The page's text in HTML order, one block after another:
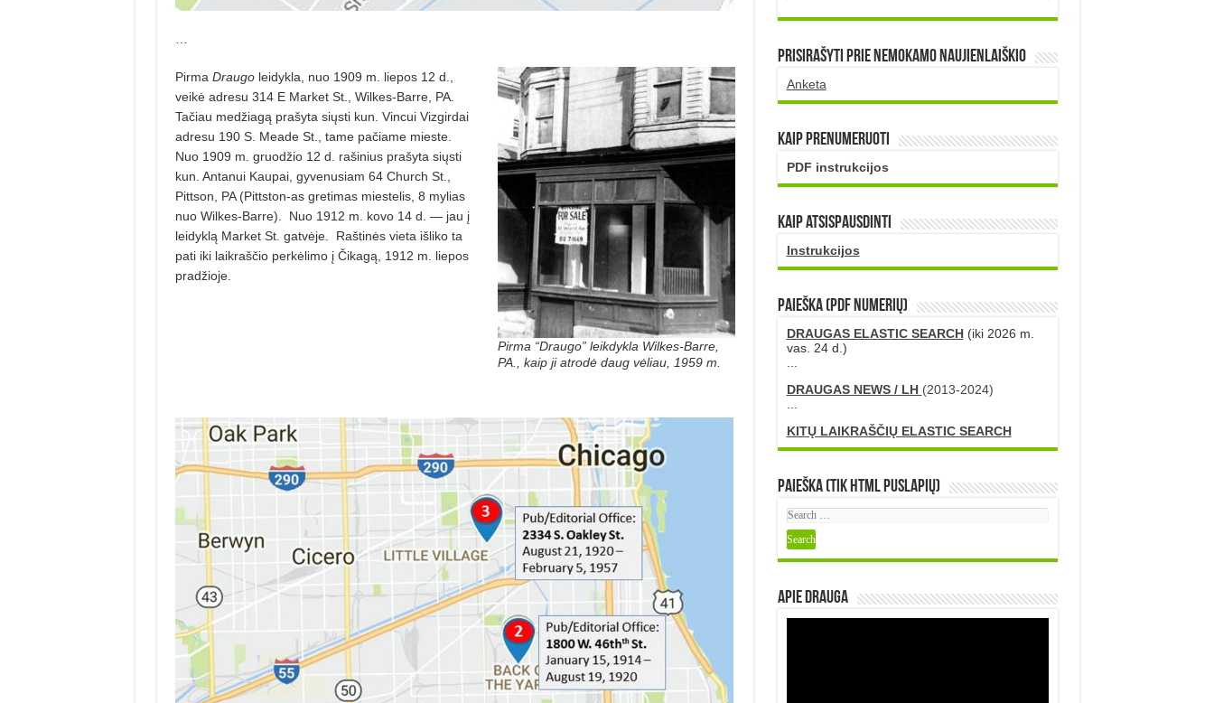
Pirma “Draugo” leikdykla Wilkes-Barre,
PA., kaip ji atrodė daug vėliau, 1959 m.
Pirma Draugoleidykla, nuo 1909 m. liepos 12 d.,
veikė adresu 314 E Market St., Wilkes-Barre, PA.
Tačiau medžiagą prašyta siųsti kun. Vincui Vizgirdai
adresu 190 S. Meade St., tame pačiame mieste.
Nuo 1909 m. gruodžio 12 d. rašinius prašyta siųsti
kun. Antanui Kaupai, gyvenusiam 64 Church St.,
Pittson, PA (Pittston-as gretimas miestelis, 8 mylias
nuo Wilkes-Barre). Nuo 1912 m. kovo 14 d. — jau į
leidyklą Market St. gatvėje. Raštinės vieta išliko ta
pati iki laikraščio perkėlimo į Čikagą, 1912 m. liepos
pradžioje.
Prisirašyti prie nemokamo naujienlaiškio
Anketa
Kaip prenumeruoti
PDF instrukcijos
Kaip atsispausdinti
Instrukcijos
PAIEŠKA (PDF numerių)
DRAUGAS ELASTIC SEARCH(iki 2026 m.
vas. 24 d.)
...
DRAUGAS NEWS / LH (2013-2024)
...
KITŲ LAIKRAŠČIŲ ELASTIC SEARCH
Paieška (tik HTML puslapių)
Apie DRAUGA